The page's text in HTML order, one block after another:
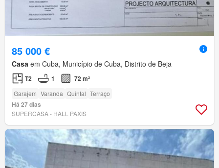
85 000 €
Casa em Cuba, Município de Cuba, Distrito de Beja
T2 1 72 m²
Garajem Varanda Quintal Terraço
Há 27 dias
SUPERCASA - HALL PAXIS